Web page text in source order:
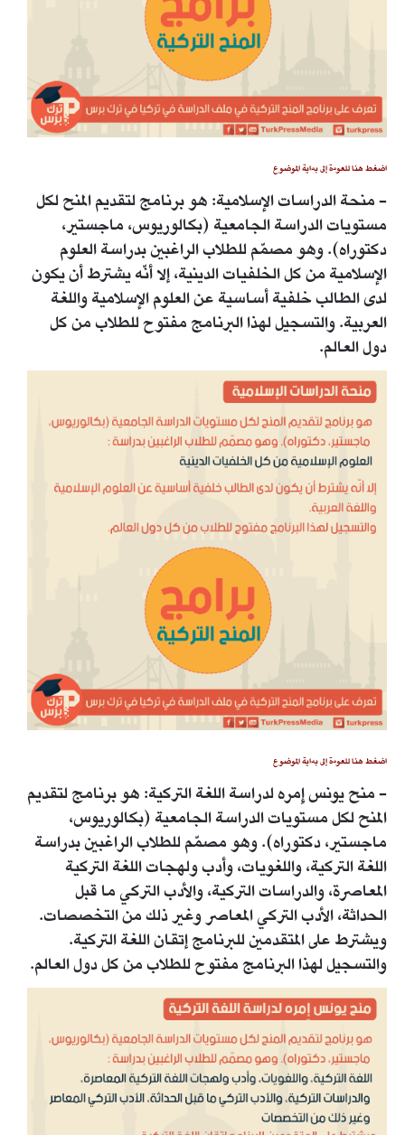
اضغط هنا للعودة إلى بداية الموضوع
- منحة الدراسات الإسلامية: هو برنامج لتقديم المنح لكل
مستويات الدراسة الجامعية (بكالوريوس، ماجستير،
دكتوراه). وهو مصمّم للطلاب الراغبين بدراسة العلوم
الإسلامية من كل الخلفيات الدينية، إلا أنّه يشترط أن يكون
لدى الطالب خلفية أساسية عن العلوم الإسلامية واللغة
العربية. والتسجيل لهذا البرنامج مفتوح للطلاب من كل
دول العالم.
اضغط هنا للعودة إلى بداية الموضوع
- منح يونس إِمره لدراسة اللغة التركية: هو برنامج لتقديم
المنح لكل مستويات الدراسة الجامعية (بكالوريوس،
ماجستير، دكتوراه). وهو مصمّم للطلاب الراغبين بدراسة
اللغة التركية، واللغويات، وأدب ولهجات اللغة التركية
المعاصرة، والدراسات التركية، والأدب التركي ما قبل
الحداثة، الأدب التركي المعاصر وغير ذلك من التخصصات.
ويشترط على المتقدمين للبرنامج إتقان اللغة التركية.
والتسجيل لهذا البرنامج مفتوح للطلاب من كل دول العالم.